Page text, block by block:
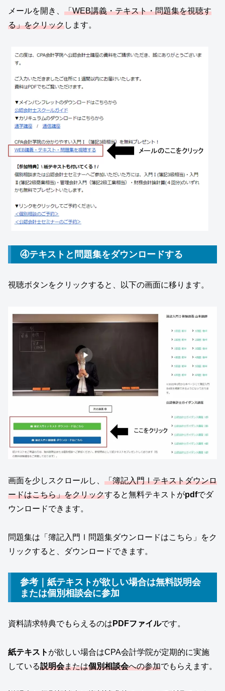
メールを開き、 「WEB講義・テキスト・問題集を視聴す
る」をクリックします。
④テキストと問題集をダウンロードする
視聴ボタンをクリックすると、以下の画面に移ります。
画面を少しスクロールし、 「簿記入門Ⅰテキストダウンロ
ードはこちら」をクリックすると無料テキストがpdfでダ
ウンロードできます。
問題集は「簿記入門Ⅰ問題集ダウンロードはこちら」をク
リックすると、ダウンロードできます。
参考｜紙テキストが欲しい場合は無料説明会
または個別相談会に参加
資料請求特典でもらえるのは PDFファイルです。
紙テキスト が欲しい場合はCPA会計学院が定期的に実施
している説明会または個別相談会への参加でもらえます。